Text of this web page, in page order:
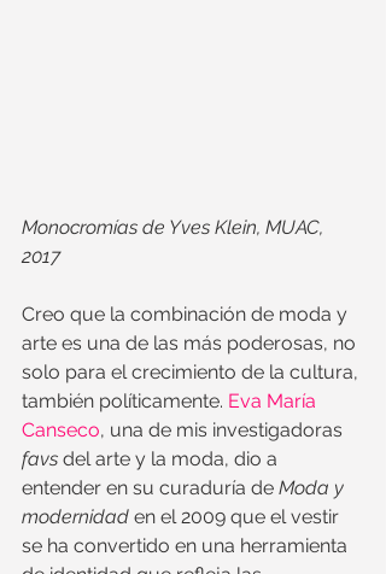
Monocromías de Yves Klein, MUAC,
2017
Creo que la combinación de moda y
arte es una de las más poderosas, no
solo para el crecimiento de la cultura,
también políticamente. Eva María
Canseco, una de mis investigadoras
favs del arte y la moda, dio a
entender en su curaduría de Moda y
modernidad en el 2009 que el vestir
se ha convertido en una herramienta